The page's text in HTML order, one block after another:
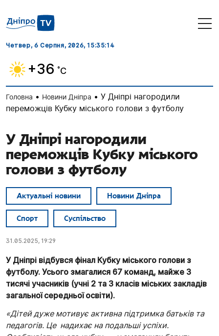
Четвер, 6 Серпня, 2026, 15:35:15
+36 ˚C
Головна • Новини Дніпра • У Дніпрі нагородили
переможців Кубку міського голови з футболу
У Дніпрі нагородили
переможців Кубку міського
голови з футболу
Актуальні новини Новини Дніпра
Спорт Суспільство
31.05.2025, 19:29
У Дніпрі відбувся фінал Кубку міського голови з
футболу. Усього змагалися 67 команд, майже 3
тисячі учасників (учні 2 та 3 класів міських закладів
загальної середньої освіти).
«Дітей дуже мотивує активна підтримка батьків та
педагогів. Це надихає на подальші успіхи.